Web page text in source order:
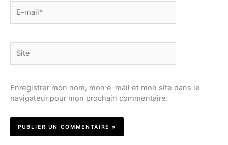
mail*
Enregistrer mon nom, mon e-mail et mon site dans le
navigateur pour mon prochain commentaire.